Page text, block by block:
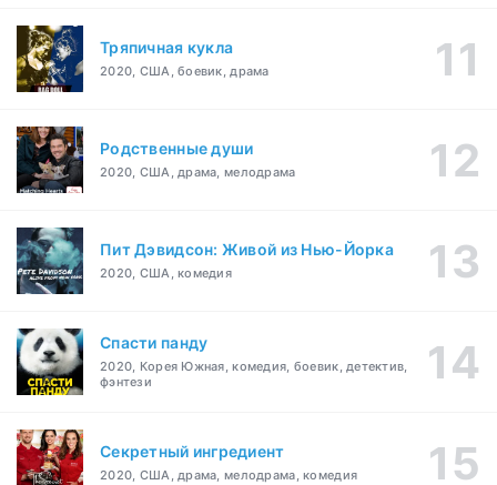
Тряпичная кукла
2020, США, боевик, драма
Родственные души
2020, США, драма, мелодрама
Пит Дэвидсон: Живой из Нью-Йорка
2020, США, комедия
Спасти панду
2020, Корея Южная, комедия, боевик, детектив,
фэнтези
Секретный ингредиент
2020, США, драма, мелодрама, комедия